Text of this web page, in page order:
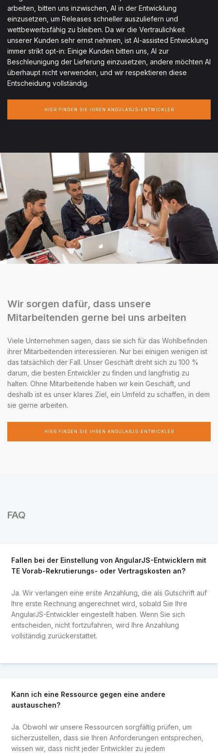
arbeiten, bitten uns inzwischen, AI in der Entwicklung
einzusetzen, um Releases schneller auszuliefern und
wettbewerbsfähig zu bleiben. Da wir die Vertraulichkeit
unserer Kunden sehr ernst nehmen, ist AI-assisted Entwicklung
immer strikt opt-in: Einige Kunden bitten uns, AI zur
Beschleunigung der Lieferung einzusetzen, andere möchten AI
überhaupt nicht verwenden, und wir respektieren diese
Entscheidung vollständig.
HIER FINDEN SIE IHREN ANGULARJS-ENTWICKLER
Wir sorgen dafür, dass unsere
Mitarbeitenden gerne bei uns arbeiten
Viele Unternehmen sagen, dass sie sich für das Wohlbefinden
ihrer Mitarbeitenden interessieren. Nur bei einigen wenigen ist
das tatsächlich der Fall. Unser Geschäft dreht sich zu 100 %
darum, die besten Entwickler zu finden und langfristig zu
halten. Ohne Mitarbeitende haben wir kein Geschäft, und
deshalb ist es unser klares Ziel, ein Umfeld zu schaffen, in dem
sie gerne arbeiten.
HIER FINDEN SIE IHREN ANGULARJS-ENTWICKLER
FAQ
Fallen bei der Einstellung von AngularJS-Entwicklern mit
TE Vorab-Rekrutierungs- oder Vertragskosten an?
Ja. Wir verlangen eine erste Anzahlung, die als Gutschrift auf
Ihre erste Rechnung angerechnet wird, sobald Sie Ihre
AngularJS-Entwickler eingestellt haben. Wenn Sie sich
entscheiden, nicht fortzufahren, wird Ihre Anzahlung
vollständig zurückerstattet.
Kann ich eine Ressource gegen eine andere
austauschen?
Ja. Obwohl wir unsere Ressourcen sorgfältig prüfen, um
sicherzustellen, dass sie Ihren Anforderungen entsprechen,
wissen wir, dass nicht jeder Entwickler zu jedem